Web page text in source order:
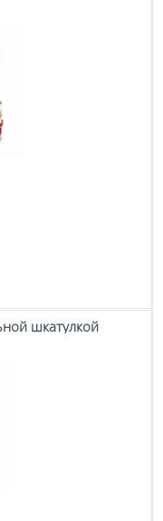
шкатулкой